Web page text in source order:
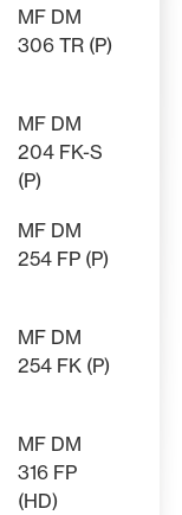
MF DM
306 TR (P)
MF DM
204 FK-S
(P)
MF DM
254 FP (P)
MF DM
254 FK (P)
MF DM
316 FP
(HD)